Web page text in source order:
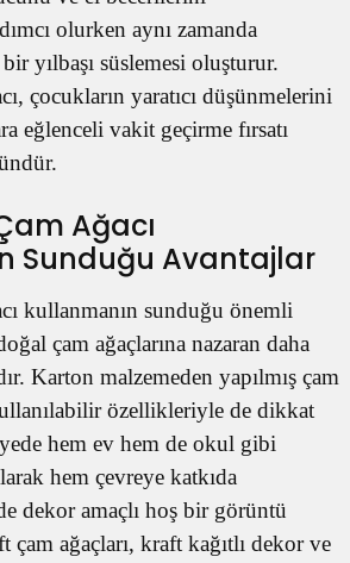
olurken aynı zamanda
yılbaşı süslemesi oluşturur.
çocukların yaratıcı düşünmelerini
eğlenceli vakit geçirme fırsatı
Ağacı
Sunduğu Avantajlar
kullanmanın sunduğu önemli
çam ağaçlarına nazaran daha
Karton malzemeden yapılmış çam
özellikleriyle de dikkat
hem ev hem de okul gibi
hem çevreye katkıda
dekor amaçlı hoş bir görüntü
ağaçları, kraft kağıtlı dekor ve